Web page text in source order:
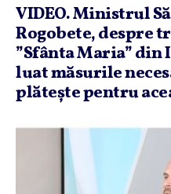
VIDEO. Ministrul
Rogobete, despre
”Sfânta Maria” din
luat măsurile
plăteşte pentru